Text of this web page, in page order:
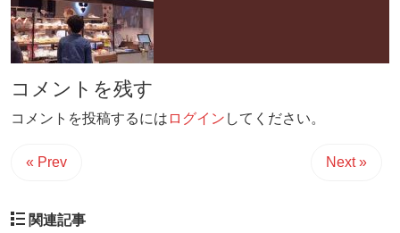
コメントを残す
コメントを投稿するには ログイン してください。
« Prev Next »
関連記事